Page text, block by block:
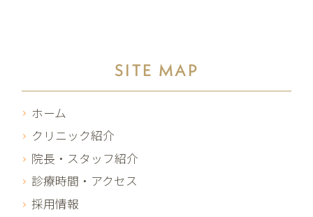
SITE MAP
ホーム
クリニック紹介
院長・スタッフ紹介
診療時間・アクセス
採用情報